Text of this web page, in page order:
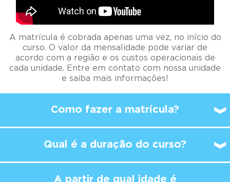
A matrícula é cobrada apenas uma vez, no início do
curso. O valor da mensalidade pode variar de
acordo com a região e os custos operacionais de
cada unidade. Entre em contato com nossa unidade
e saiba mais informações!
Como fazer a matrícula?
Qual é a duração do curso?
A partir de qual idade é